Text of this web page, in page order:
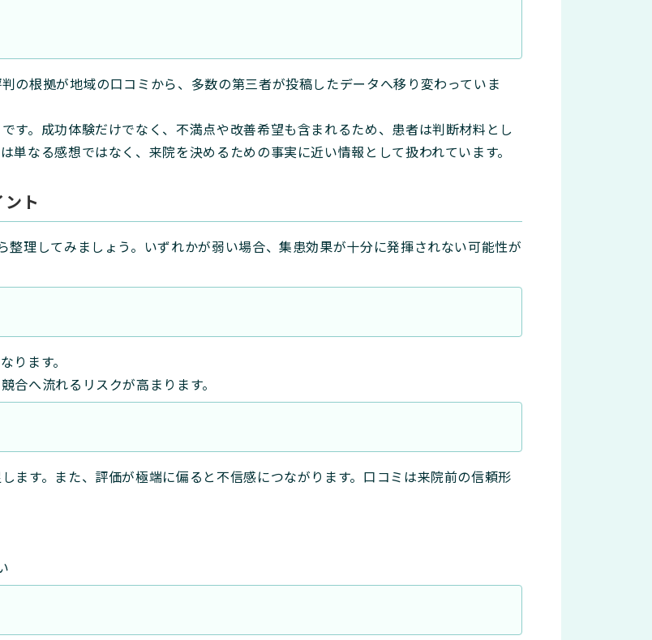
の根拠が地域の口コミから、多数の第三者が投稿したデータへ移り変わっていま
す。成功体験だけでなく、不満点や改善希望も含まれるため、患者は判断材料とし
単なる感想ではなく、来院を決めるための事実に近い情報として扱われています。
ト
理してみましょう。いずれかが弱い場合、集患効果が十分に発揮されない可能性が
ります。
合へ流れるリスクが高まります。
ます。また、評価が極端に偏ると不信感につながります。口コミは来院前の信頼形